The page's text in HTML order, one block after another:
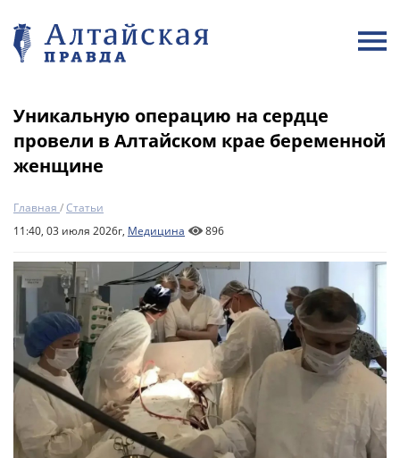
Уникальную операцию на сердце
провели в Алтайском крае беременной
женщине
Главная /Статьи
11:40, 03 июля 2026г, Медицина 896